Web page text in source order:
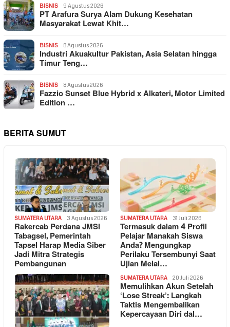
BISNIS 9 Agustus 2026
PT Arafura Surya Alam Dukung Kesehatan
Masyarakat Lewat Khit…
BISNIS 8 Agustus 2026
Industri Akuakultur Pakistan, Asia Selatan hingga
Timur Teng…
BISNIS 8 Agustus 2026
Fazzio Sunset Blue Hybrid x Alkateri, Motor Limited
Edition …
BERITA SUMUT
SUMATERA UTARA 3 Agustus 2026
Rakercab Perdana JMSI
Tabagsel, Pemerintah
Tapsel Harap Media Siber
Jadi Mitra Strategis
Pembangunan
SUMATERA UTARA 31 Juli 2026
Termasuk dalam 4 Profil
Pelajar Manakah Siswa
Anda? Mengungkap
Perilaku Tersembunyi Saat
Ujian Melal…
SUMATERA UTARA 20 Juli 2026
Memulihkan Akun Setelah
‘Lose Streak’: Langkah
Taktis Mengembalikan
Kepercayaan Diri dal…